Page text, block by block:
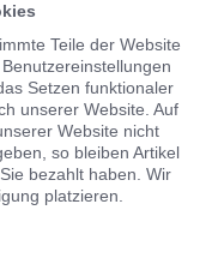
Teile der Website
Setzen funktionaler
unserer Website. Auf
Website nicht
so bleiben Artikel
bezahlt haben. Wir
platzieren.